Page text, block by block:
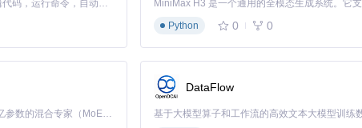
Claude Code 的开源替代方案。连接任意大模型，编辑代码，运行命令，自动验证 — 全自动执行。用 Rust 构建，极致性能。 ｜ An open-source alternative to Claude Code. Connect any LLM, edit code, run commands, and verify changes — autonomously. Built in Rust for speed. Get Started
Python
0 0
Kimi K3 是Kimi能力最强的模型：这是一个拥有 2.8 万亿参数的混合专家（MoE）模型，具备原生视觉理解能力，并支持 100 万 token 的上下文窗口。
DataFlow
基于大模型算子和工作流的高效文本大模型训练